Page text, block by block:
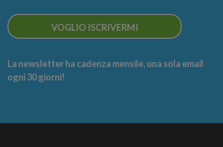
VOGLIO ISCRIVERMI
La newsletter ha cadenza mensile, una sola email
ogni 30 giorni!